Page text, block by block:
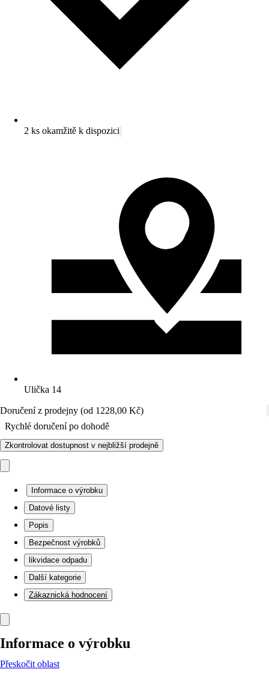
2 ks okamžitě k dispozici
Ulička 14
Doručení z prodejny (od 1228,00 Kč)
Rychlé doručení po dohodě
Zkontrolovat dostupnost v nejbližší prodejně
Informace o výrobku
Datové listy
Popis
Bezpečnost výrobků
likvidace odpadu
Další kategorie
Zákaznická hodnocení
Informace o výrobku
Přeskočit oblast